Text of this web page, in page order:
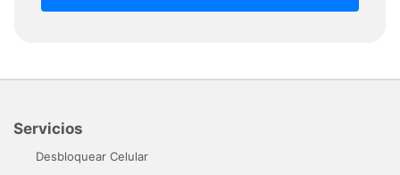
Servicios
Desbloquear Celular